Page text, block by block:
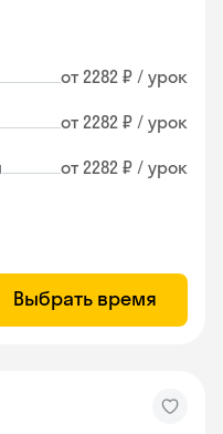
от 2282 ₽ / урок
от 2282 ₽ / урок
от 2282 ₽ / урок
Выбрать время